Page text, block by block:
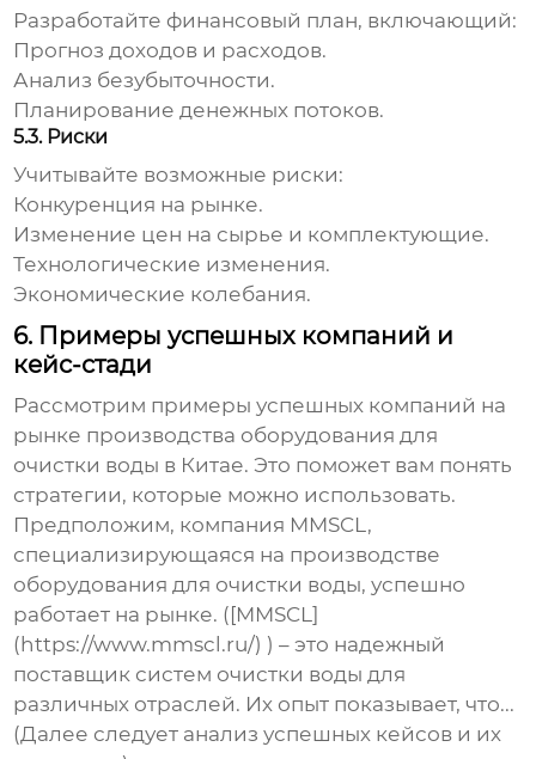
Разработайте финансовый план, включающий:
Прогноз доходов и расходов.
Анализ безубыточности.
Планирование денежных потоков.
5.3. Риски
Учитывайте возможные риски:
Конкуренция на рынке.
Изменение цен на сырье и комплектующие.
Технологические изменения.
Экономические колебания.
6. Примеры успешных компаний и
кейс-стади
Рассмотрим примеры успешных компаний на
рынке производства оборудования для
очистки воды в Китае. Это поможет вам понять
стратегии, которые можно использовать.
Предположим, компания MMSCL,
специализирующаяся на производстве
оборудования для очистки воды, успешно
работает на рынке. ([MMSCL]
( https://www.mmscl.ru/) ) – это надежный
поставщик систем очистки воды для
различных отраслей. Их опыт показывает, что...
(Далее следует анализ успешных кейсов и их